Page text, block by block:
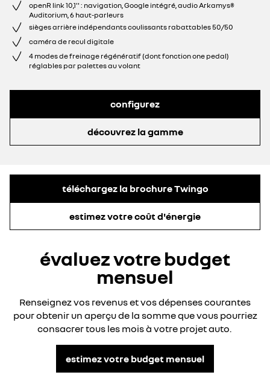
openR link 10,1'' : navigation, Google intégré, audio Arkamys®
Auditorium, 6 haut-parleurs
sièges arrière indépendants coulissants rabattables 50/50
caméra de recul digitale
4 modes de freinage régénératif (dont fonction one pedal)
réglables par palettes au volant
configurez
découvrez la gamme
téléchargez la brochure Twingo
estimez votre coût d'énergie​
évaluez votre budget
mensuel
Renseignez vos revenus et vos dépenses courantes
pour obtenir un aperçu de la somme que vous pourriez
consacrer tous les mois à votre projet auto.
estimez votre budget mensuel